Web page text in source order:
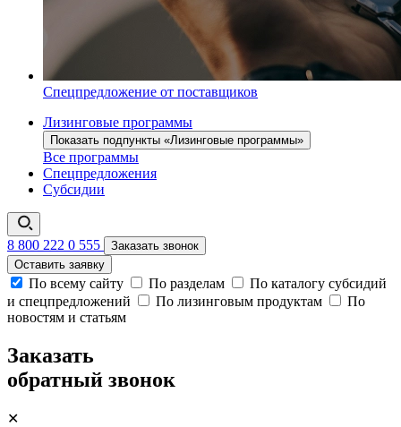
Спецпредложение от поставщиков
Лизинговые программы
Показать подпункты «Лизинговые программы»
Все программы
Спецпредложения
Субсидии
8 800 222 0 555
Заказать звонок
Оставить заявку
По всему сайту По разделам
По каталогу субсидий
и спецпредложений
По лизинговым продуктам
По
новостям и статьям
Заказать
обратный звонок
✕